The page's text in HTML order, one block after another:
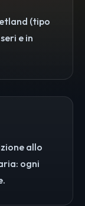
(tipo
e in
allo
ogni